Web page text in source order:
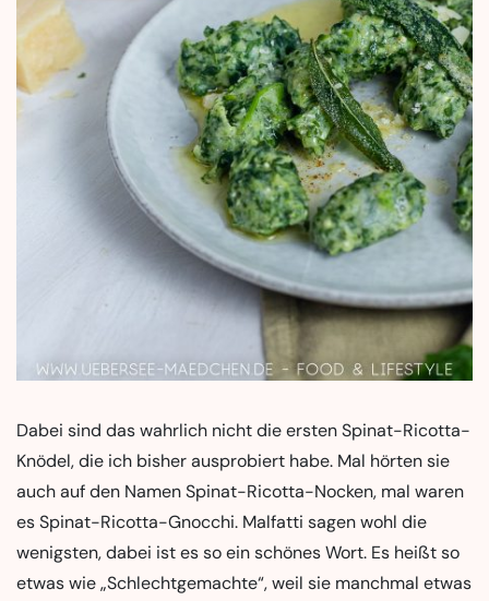
Dabei sind das wahrlich nicht die ersten Spinat-Ricotta-
Knödel, die ich bisher ausprobiert habe. Mal hörten sie
auch auf den Namen Spinat-Ricotta-Nocken, mal waren
es Spinat-Ricotta-Gnocchi. Malfatti sagen wohl die
wenigsten, dabei ist es so ein schönes Wort. Es heißt so
etwas wie „Schlechtgemachte“, weil sie manchmal etwas